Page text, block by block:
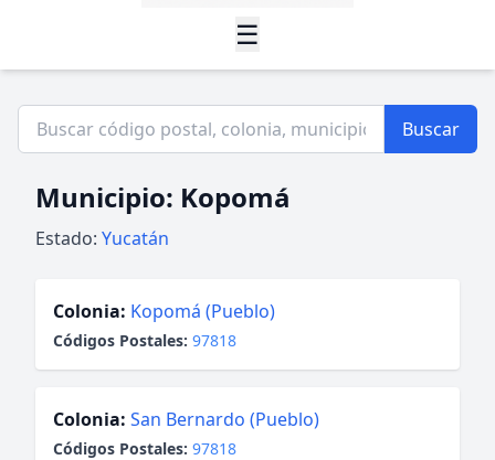
☰
Buscar
Municipio: Kopomá
Estado: Yucatán
Colonia: Kopomá (Pueblo)
Códigos Postales: 97818
Colonia: San Bernardo (Pueblo)
Códigos Postales: 97818